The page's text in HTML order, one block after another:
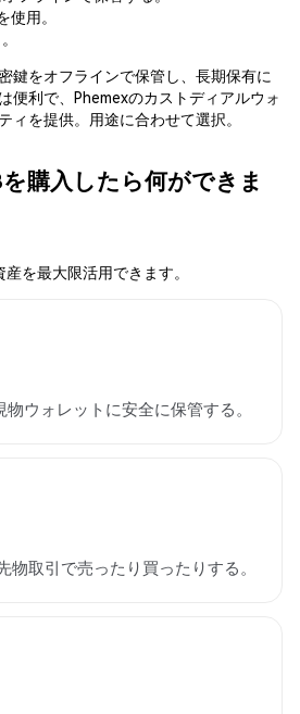
用。
鍵をオフラインで保管し、長期保有に
便利で、Phemexのカストディアルウォ
ィを提供。用途に合わせて選択。
購入したら何ができま
を最大限活用できます。
ウォレットに安全に保管する。
物取引で売ったり買ったりする。